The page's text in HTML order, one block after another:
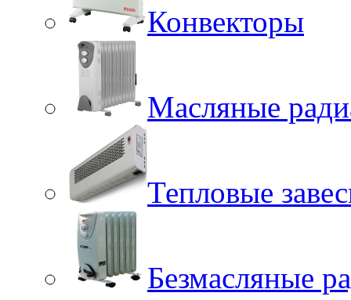
Конвекторы
Масляные
Тепловые
Безмасляные